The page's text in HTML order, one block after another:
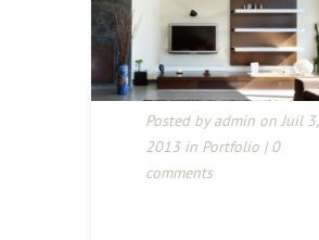
Posted byadmin on Juil 3,
2013 in Portfolio |0
comments